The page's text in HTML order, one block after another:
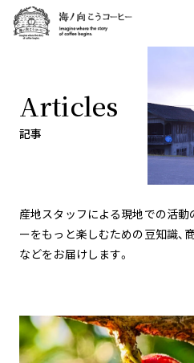
記事
Articles
産地スタッフによる現地での活動
ーをもっと楽しむための豆知識、
などをお届けします。